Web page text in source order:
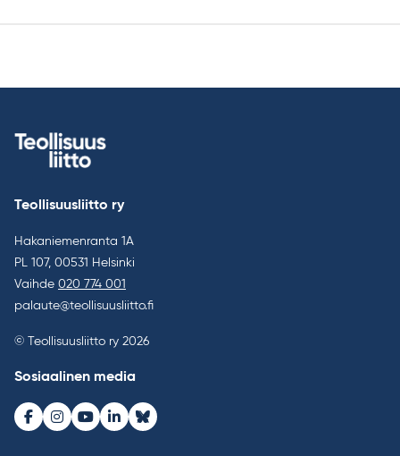
Teollisuusliitto ry
Hakaniemenranta 1A
PL 107, 00531 Helsinki
Vaihde 020 774 001
palaute@teollisuusliitto.fi
© Teollisuusliitto ry 2026
Sosiaalinen media
Facebook
Instagram
Youtube
LinkedInBluesky